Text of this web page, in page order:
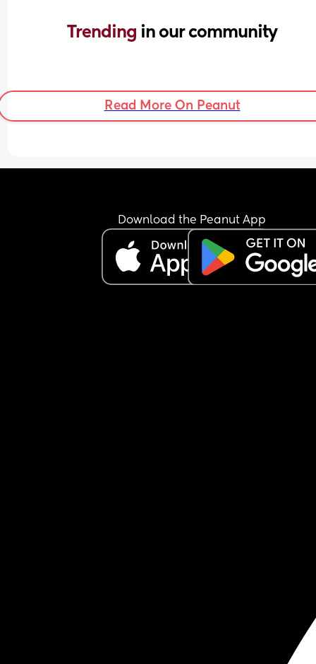
Trending in our community
Read More On Peanut
Download the Peanut App